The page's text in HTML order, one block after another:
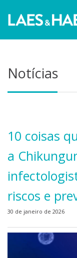
Notícias
10 coisas
a
riscos e
30 de janeiro de 2026